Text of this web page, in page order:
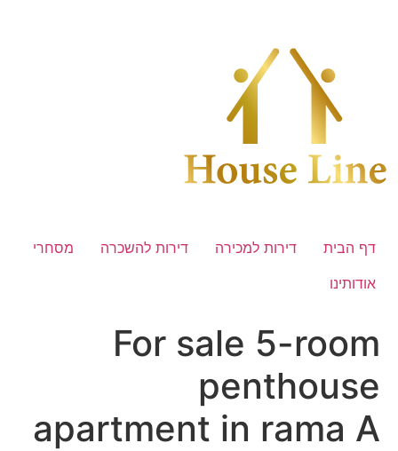
דף הבית דירות למכירה דירות להשכרה
מסחרי
אודותינו
For sale 5-room
penthouse
apartment in rama A